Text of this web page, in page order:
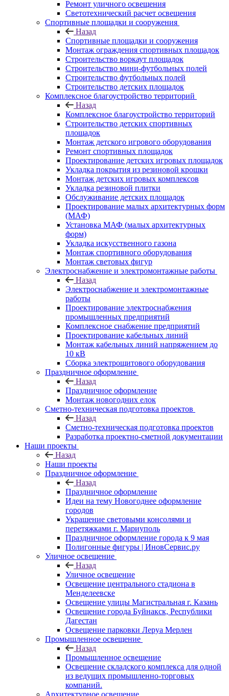
Ремонт уличного освещения
Светотехнический расчет освещения
Спортивные площадки и сооружения
Назад
Спортивные площадки и сооружения
Монтаж ограждения спортивных площадок
Строительство воркаут площадок
Строительство мини-футбольных полей
Строительство футбольных полей
Строительство детских площадок
Комплексное благоустройство территорий
Назад
Комплексное благоустройство территорий
Строительство детских спортивных
площадок
Монтаж детского игрового оборудования
Ремонт спортивных площадок
Проектирование детских игровых площадок
Укладка покрытия из резиновой крошки
Монтаж детских игровых комплексов
Укладка резиновой плитки
Обслуживание детских площадок
Проектирование малых архитектурных форм
(МАФ)
Установка МАФ (малых архитектурных
форм)
Укладка искусственного газона
Монтаж спортивного оборудования
Монтаж световых фигур
Электроснабжение и электромонтажные работы
Назад
Электроснабжение и электромонтажные
работы
Проектирование электроснабжения
промышленных предприятий
Комплексное снабжение предприятий
Проектирование кабельных линий
Монтаж кабельных линий напряжением до
10 кВ
Сборка электрощитового оборудования
Праздничное оформление
Назад
Праздничное оформление
Монтаж новогодних елок
Сметно-техническая подготовка проектов
Назад
Сметно-техническая подготовка проектов
Разработка проектно-сметной документации
Наши проекты
Назад
Наши проекты
Праздничное оформление
Назад
Праздничное оформление
Идеи на тему Новогоднее оформление
городов
Украшение световыми консолями и
перетяжками г. Мариуполь
Праздничное оформление города к 9 мая
Полигонные фигуры | ИновСервис.ру
Уличное освещение
Назад
Уличное освещение
Освещение центрального стадиона в
Менделеевске
Освещение улицы Магистральная г. Казань
Освещение города Буйнакск, Республики
Дагестан
Освещение парковки Леруа Мерлен
Промышленное освещение
Назад
Промышленное освещение
Освещение складского комплекса для одной
из ведущих промышленно-торговых
компаний.
Архитектурное освещение